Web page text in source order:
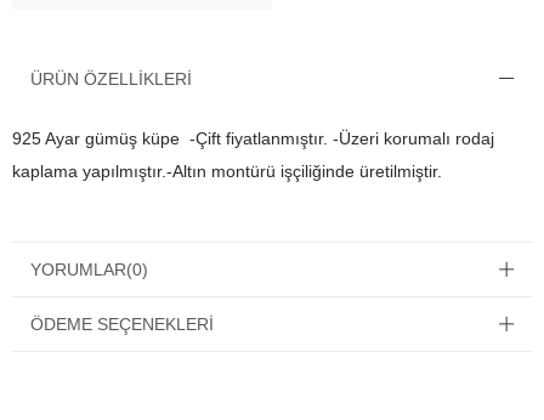
ÜRÜN ÖZELLIKLERI
925 Ayar gümüş küpe -Çift fiyatlanmıştır. -Üzeri korumalı rodaj
kaplama yapılmıştır.-Altın montürü işçiliğinde üretilmiştir.
YORUMLAR(0)
ÖDEME SEÇENEKLERI